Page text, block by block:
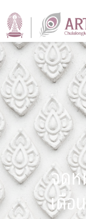
จดห
เดือ